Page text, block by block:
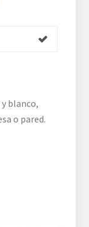
blanco,
o pared.